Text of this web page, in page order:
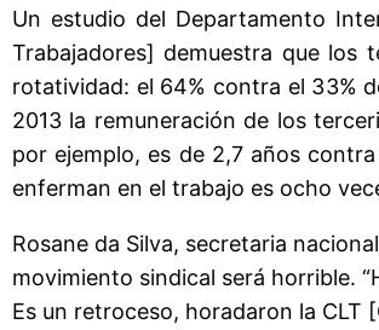
Un estudio del Departamento
Trabajadores] demuestra que los
rotatividad: el 64% contra el 33%
2013 la remuneración de los
por ejemplo, es de 2,7 años
enferman en el trabajo es ocho
Rosane da Silva, secretaria
movimiento sindical será horrible.
Es un retroceso, horadaron la CLT